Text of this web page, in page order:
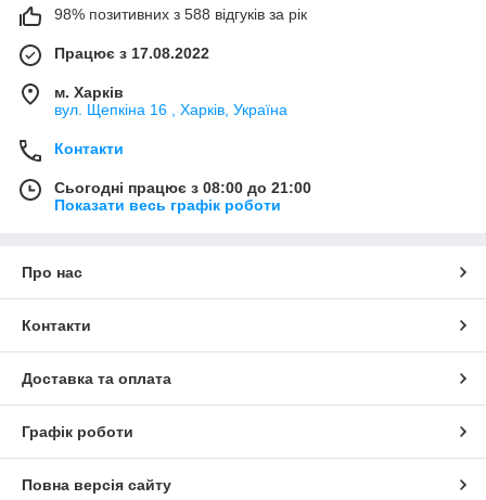
98% позитивних з 588 відгуків за рік
Працює з 17.08.2022
м. Харків
вул. Щепкіна 16 , Харків, Україна
Контакти
Сьогодні працює з 08:00 до 21:00
Показати весь графік роботи
Про нас
Контакти
Доставка та оплата
Графік роботи
Повна версія сайту